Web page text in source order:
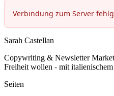
Sarah Castellan
Copywriting & Newsletter
Freiheit wollen - mit
Seiten